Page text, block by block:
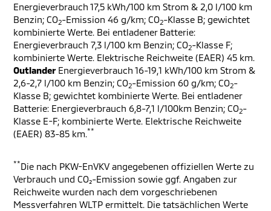
Energieverbrauch 17,5 kWh/100 km Strom & 2,0 l/100 km
Benzin; CO2-Emission 46 g/km; CO2-Klasse B; gewichtet
kombinierte Werte. Bei entladener Batterie:
Energieverbrauch 7,3 l/100 km Benzin; CO2-Klasse F;
kombinierte Werte. Elektrische Reichweite (EAER) 45 km.
Outlander Energieverbrauch 16-19,1 kWh/100 km Strom &
2,6-2,7 l/100 km Benzin; CO2-Emission 60 g/km; CO2-
Klasse B; gewichtet kombinierte Werte. Bei entladener
Batterie: Energieverbrauch 6,8-7,1 l/100km Benzin; CO2-
Klasse E-F; kombinierte Werte. Elektrische Reichweite
(EAER) 83-85 km.**
**Die nach PKW-EnVKV angegebenen offiziellen Werte zu
Verbrauch und CO₂-Emission sowie ggf. Angaben zur
Reichweite wurden nach dem vorgeschriebenen
Messverfahren WLTP ermittelt. Die tatsächlichen Werte